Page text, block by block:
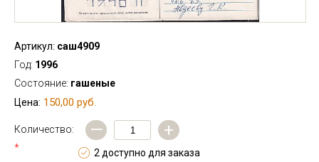
Артикул: саш4909
Год: 1996
Состояние: гашеные
Цена: 150,00 руб.
Количество:
*
— +
2 доступно для заказа